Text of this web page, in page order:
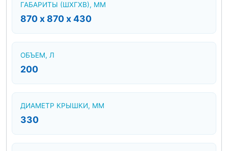
ГАБАРИТЫ (ШХГХВ), ММ
870 х 870 х 430
ОБЪЕМ, Л
200
ДИАМЕТР КРЫШКИ, ММ
330